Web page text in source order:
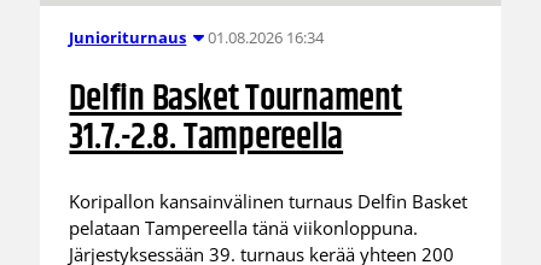
Junioriturnaus 01.08.2026 16:34
Delfin Basket Tournament
31.7.-2.8. Tampereella
Koripallon kansainvälinen turnaus Delfin Basket
pelataan Tampereella tänä viikonloppuna.
Järjestyksessään 39. turnaus kerää yhteen 200